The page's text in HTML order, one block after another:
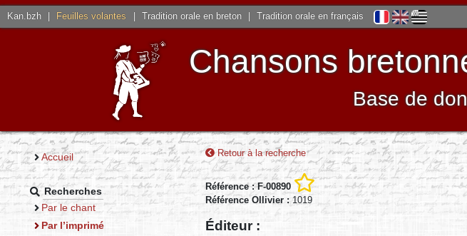
Kan.bzh Feuilles volantes Tradition orale en breton Tradition orale en français
Chansons
Base de
Accueil
Recherches
Par le chant
Par l’imprimé
Retour à la recherche
Référence : F-00890
Référence Ollivier :1019
Éditeur :